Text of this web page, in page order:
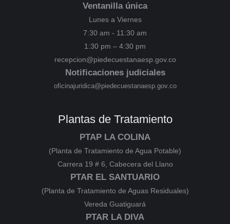
Ventanilla única
Lunes a Viernes
7:30 am - 11:30 am
1:30 pm – 4:30 pm
recepcion@piedecuestanaesp.gov.co
Notificaciones judiciales
oficinajuridica@piedecuestanaesp.gov.co
Plantas de Tratamiento
PTAP LA COLINA
(Planta de Tratamiento de Agua Potable)
Carrera 19 # 6, Cabecera del Llano
PTAR EL SANTUARIO
(Planta de Tratamiento de Aguas Residuales)
Vereda Guatiguará
PTAR LA DIVA